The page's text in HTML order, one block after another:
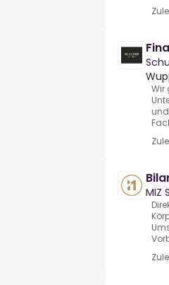
Wir
MIZ